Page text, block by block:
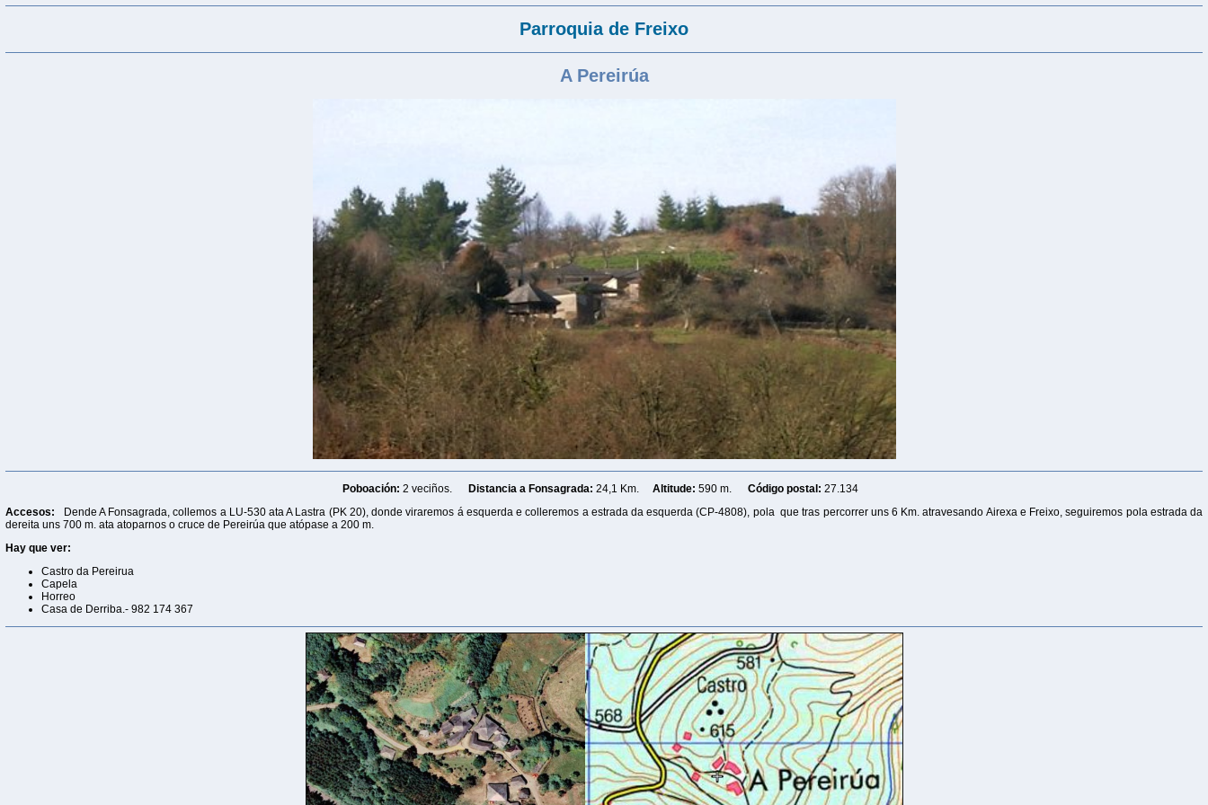
Parroquia de Freixo
A Pereirúa
Poboación: 2 veciños. Distancia a Fonsagrada: 24,1 Km. Altitude: 590 m. Código postal: 27.134
Accesos:
Dende A Fonsagrada, collemos a LU-530 ata A Lastra (PK 20), donde viraremos á esquerda e colleremos a estrada da esquerda (CP-4808), pola que tras percorrer uns 6 Km. atravesando Airexa e Freixo, seguiremos pola estrada da
dereita uns 700 m. ata atoparnos o cruce de Pereirúa que atópase a 200 m.
Hay que ver:
Castro da Pereirua
Capela
Horreo
Casa de Derriba.- 982 174 367